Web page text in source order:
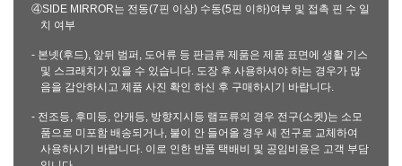
④SIDE MIRROR는 전동(7핀 이상) 수동(5핀 이하)여부 및 접촉 핀 수 일
치 여부
- 본넷(후드), 앞뒤 범퍼, 도어류 등 판금류 제품은 제품 표면에 생활 기스
및 스크래치가 있을 수 있습니다. 도장 후 사용하셔야 하는 경우가 많
음을 감안하시고 제품 사진 확인 하신 후 구매하시기 바랍니다.
- 전조등, 후미등, 안개등, 방향지시등 램프류의 경우 전구(소켓)는 소모
품으로 미포함 배송되거나, 불이 안 들어올 경우 새 전구로 교체하여
사용하시기 바랍니다. 이로 인한 반품 택배비 및 공임비용은 고객 부담